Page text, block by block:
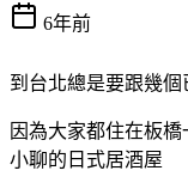
6年前
到台北總是要跟幾
因為大家都住在板
小聊的日式居酒屋